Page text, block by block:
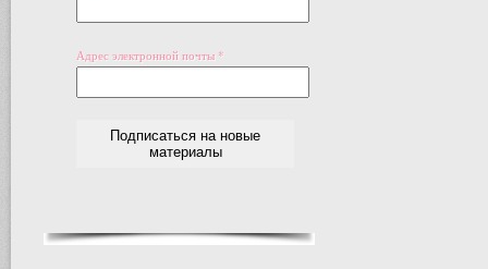
Адрес электронной почты *